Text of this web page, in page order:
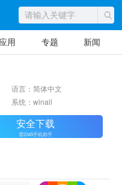
应用 专题 新闻
语言：简体中文
系统：winall
安全下载
需2345手机助手